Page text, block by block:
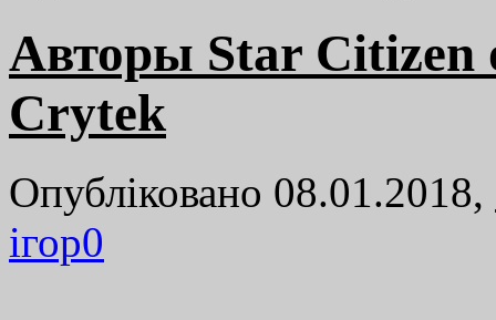
Авторы Star Citizen
Crytek
Опубліковано 08.01.2018,
ігор0